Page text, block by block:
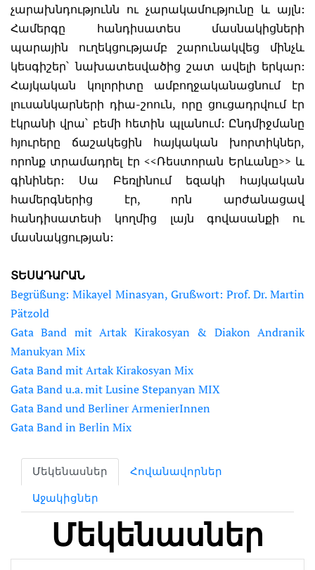
չարախնդությունն ու չարակամությունը և այլն:
Համերգը հանդիսատես մասնակիցների
պարային ուղեկցությամբ շարունակվեց մինչև
կեսգիշեր՝ նախատեսվածից շատ ավելի երկար:
Հայկական կոլորիտը ամբողջականացնում էր
լուսանկարների դիա-շոուն, որը ցուցադրվում էր
էկրանի վրա՝ բեմի հետին պլանում: Ընդմիջմանը
հյուրերը ճաշակեցին հայկական խորտիկներ,
որոնք տրամադրել էր <<Ռեստորան Երևանը>> և
գինիներ: Սա Բեռլինում եզակի հայկական
համերգներից էր, որն արժանացավ
հանդիսատեսի կողմից լայն գովասանքի ու
մասնակցության:
ՏԵՍԱԴԱՐԱՆ
Begrüßung: Mikayel Minasyan, Grußwort: Prof. Dr. Martin
Pätzold
Gata Band mit Artak Kirakosyan & Diakon Andranik
Manukyan Mix
Gata Band mit Artak Kirakosyan Mix
Gata Band u.a. mit Lusine Stepanyan MIX
Gata Band und Berliner ArmenierInnen
Gata Band in Berlin Mix
Մեկենասներ Հովանավորներ
Աջակիցներ
Մեկենասներ